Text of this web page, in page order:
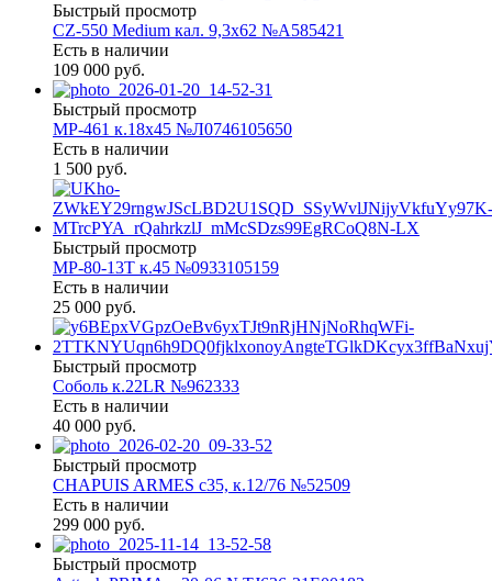
Быстрый просмотр
CZ-550 Medium кал. 9,3х62 №A585421
Есть в наличии
109 000 руб.
Быстрый просмотр
МР-461 к.18х45 №Л0746105650
Есть в наличии
1 500 руб.
Быстрый просмотр
МР-80-13Т к.45 №0933105159
Есть в наличии
25 000 руб.
Быстрый просмотр
Соболь к.22LR №962333
Есть в наличии
40 000 руб.
Быстрый просмотр
CHAPUIS ARMES c35, к.12/76 №52509
Есть в наличии
299 000 руб.
Быстрый просмотр